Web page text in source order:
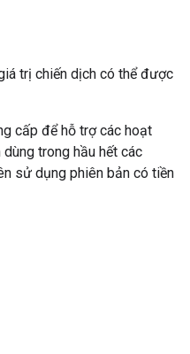
trị chiến dịch có thể được
cấp để hỗ trợ các hoạt
trong hầu hết các
sử dụng phiên bản có tiền